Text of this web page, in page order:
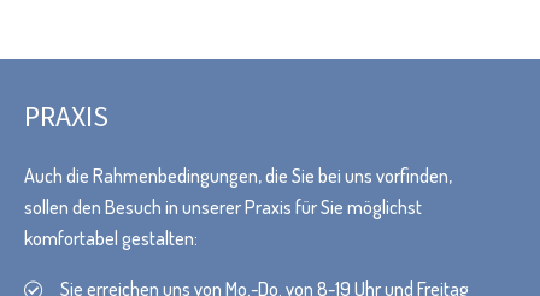
PRAXIS
Auch die Rahmenbedingungen, die Sie bei uns vorfinden,
sollen den Besuch in unserer Praxis für Sie möglichst
komfortabel gestalten:
Sie erreichen uns von Mo.-Do. von 8-19 Uhr und Freitag